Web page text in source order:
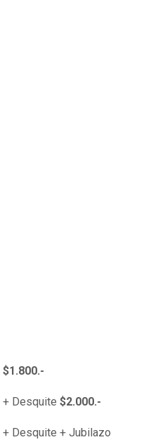
$1.800.-
+ Desquite $2.000.-
+ Desquite + Jubilazo